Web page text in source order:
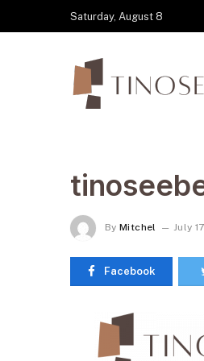
Saturday, August 8
By Mitchel July
Facebook